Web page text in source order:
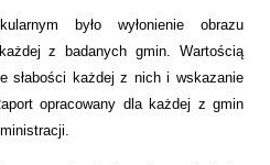
było wyłonienie obrazu
z badanych gmin. Wartością
słabości każdej z nich i wskazanie
opracowany dla każdej z gmin